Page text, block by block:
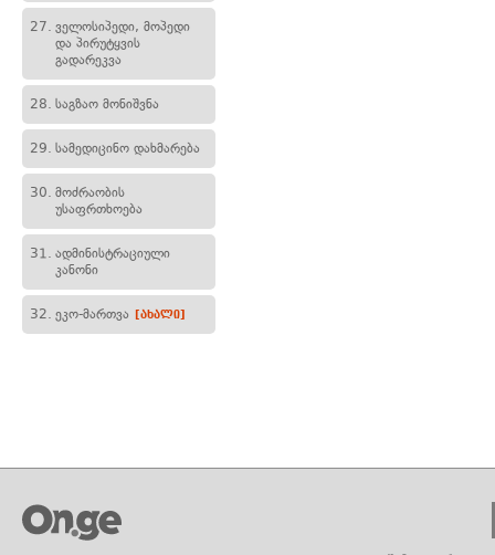
27. ველოსიპედი, მოპედი
და პირუტყვის
გადარეკვა
28. საგზაო მონიშვნა
29. სამედიცინო დახმარება
30. მოძრაობის
უსაფრთხოება
31. ადმინისტრაციული
კანონი
32. ეკო-მართვა [ახალი]